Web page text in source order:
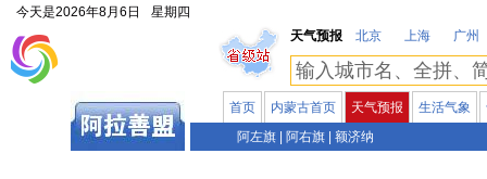
今天是2026年8月6日
星期四
天气预报
北京 上海 广州
首页 内蒙古首页 天气预报 生活气象
阿左旗
阿右旗 额济纳